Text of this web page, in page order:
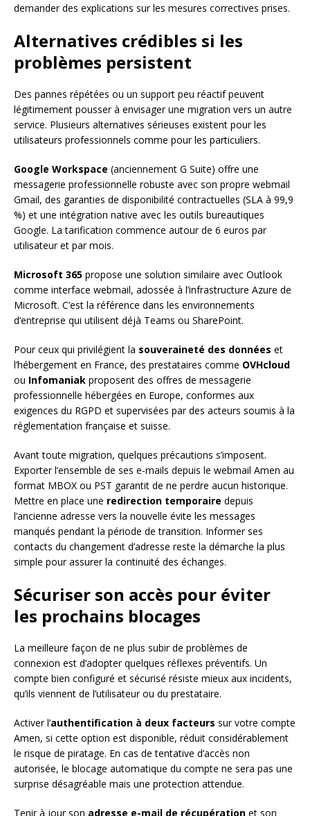
demander des explications sur les mesures correctives prises.
Alternatives crédibles si les
problèmes persistent
Des pannes répétées ou un support peu réactif peuvent
légitimement pousser à envisager une migration vers un autre
service. Plusieurs alternatives sérieuses existent pour les
utilisateurs professionnels comme pour les particuliers.
Google Workspace (anciennement G Suite) offre une
messagerie professionnelle robuste avec son propre webmail
Gmail, des garanties de disponibilité contractuelles (SLA à 99,9
%) et une intégration native avec les outils bureautiques
Google. La tarification commence autour de 6 euros par
utilisateur et par mois.
Microsoft 365 propose une solution similaire avec Outlook
comme interface webmail, adossée à l’infrastructure Azure de
Microsoft. C’est la référence dans les environnements
d’entreprise qui utilisent déjà Teams ou SharePoint.
Pour ceux qui privilégient la souveraineté des données et
l’hébergement en France, des prestataires comme OVHcloud
ou Infomaniak proposent des offres de messagerie
professionnelle hébergées en Europe, conformes aux
exigences du RGPD et supervisées par des acteurs soumis à la
réglementation française et suisse.
Avant toute migration, quelques précautions s’imposent.
Exporter l’ensemble de ses e-mails depuis le webmail Amen au
format MBOX ou PST garantit de ne perdre aucun historique.
Mettre en place une redirection temporaire depuis
l’ancienne adresse vers la nouvelle évite les messages
manqués pendant la période de transition. Informer ses
contacts du changement d’adresse reste la démarche la plus
simple pour assurer la continuité des échanges.
Sécuriser son accès pour éviter
les prochains blocages
La meilleure façon de ne plus subir de problèmes de
connexion est d’adopter quelques réflexes préventifs. Un
compte bien configuré et sécurisé résiste mieux aux incidents,
qu’ils viennent de l’utilisateur ou du prestataire.
Activer l’authentification à deux facteurs sur votre compte
Amen, si cette option est disponible, réduit considérablement
le risque de piratage. En cas de tentative d’accès non
autorisée, le blocage automatique du compte ne sera pas une
surprise désagréable mais une protection attendue.
Tenir à jour son adresse e-mail de récupération et son